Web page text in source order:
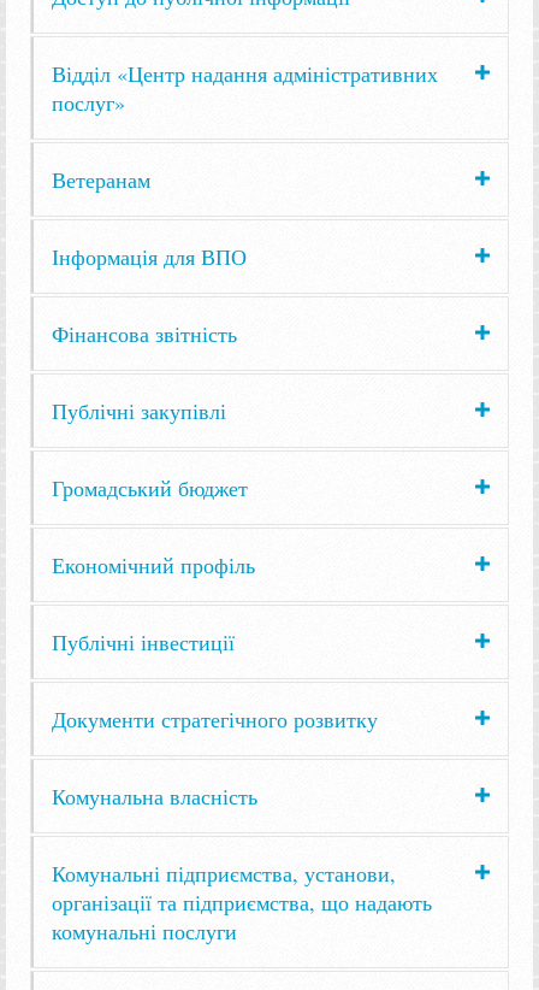
Відділ «Центр надання адміністративних
послуг»
Ветеранам
Інформація для ВПО
Фінансова звітність
Публічні закупівлі
Громадський бюджет
Економічний профіль
Публічні інвестиції
Документи стратегічного розвитку
Комунальна власність
Комунальні підприємства, установи,
організації та підприємства, що надають
комунальні послуги